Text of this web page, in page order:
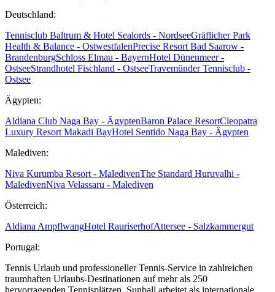
Deutschland:
Tennisclub Baltrum & Hotel Sealords - NordseeGräflicher Park
Health & Balance - OstwestfalenPrecise Resort Bad Saarow -
BrandenburgSchloss Elmau - BayernHotel Dünenmeer -
OstseeStrandhotel Fischland - OstseeTravemünder Tennisclub -
Ostsee
Ägypten:
Aldiana Club Naga Bay - ÄgyptenBaron Palace ResortCleopatra
Luxury Resort Makadi BayHotel Sentido Naga Bay - Ägypten
Malediven:
Niva Kurumba Resort - MaledivenThe Standard Huruvalhi -
MaledivenNiva Velassaru - Malediven
Österreich:
Aldiana AmpflwangHotel RauriserhofAttersee - Salzkammergut
Portugal:
Tennis Urlaub und professioneller Tennis-Service in zahlreichen
traumhaften Urlaubs-Destinationen auf mehr als 250